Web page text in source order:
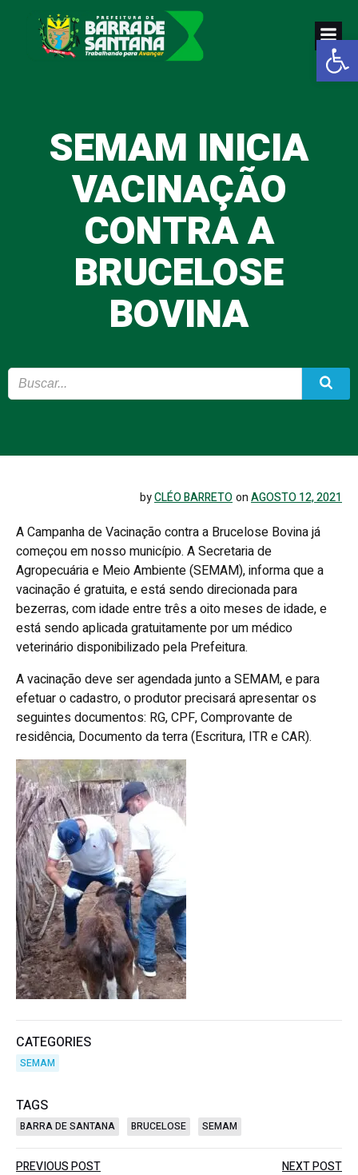
Abrir
Pular
para
o
conteúdo
SEMAM INICIA
VACINAÇÃO
CONTRA A
BRUCELOSE
BOVINA
byCLÉO BARRETOonAGOSTO 12, 2021
A Campanha de Vacinação contra a Brucelose Bovina já
começou em nosso município. A Secretaria de
Agropecuária e Meio Ambiente (SEMAM), informa que a
vacinação é gratuita, e está sendo direcionada para
bezerras, com idade entre três a oito meses de idade, e
está sendo aplicada gratuitamente por um médico
veterinário disponibilizado pela Prefeitura.
A vacinação deve ser agendada junto a SEMAM, e para
efetuar o cadastro, o produtor precisará apresentar os
seguintes documentos: RG, CPF, Comprovante de
residência, Documento da terra (Escritura, ITR e CAR).
CATEGORIES
SEMAM
TAGS
BARRA DE SANTANA BRUCELOSE SEMAM
PREVIOUS POST NEXT POST